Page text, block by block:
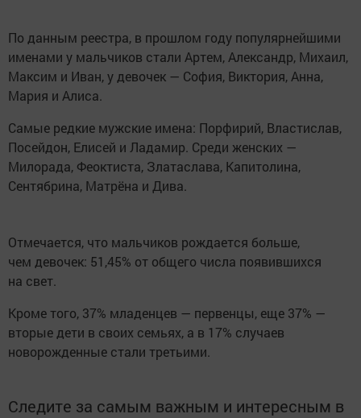
По данным реестра, в прошлом году популярнейшими
именами у мальчиков стали Артем, Александр, Михаил,
Максим и Иван, у девочек — София, Виктория, Анна,
Мария и Алиса.
Самые редкие мужские имена: Порфирий, Властислав,
Посейдон, Елисей и Ладамир. Среди женских —
Милорада, Феоктиста, Златаслава, Капитолина,
Сентябрина, Матрёна и Дива.
Отмечается, что мальчиков рождается больше,
чем девочек: 51,45% от общего числа появившихся
на свет.
Кроме того, 37% младенцев — первенцы, еще 37% —
вторые дети в своих семьях, а в 17% случаев
новорожденные стали третьими.
Следите за самым важным и интересным в